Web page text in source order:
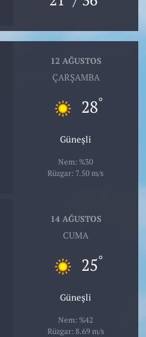
12 AĞUSTOS
ÇARŞAMBA
28°
Güneşli
Nem: %30
Rüzgar: 7.50 m/s
14 AĞUSTOS
CUMA
25°
Güneşli
Nem: %42
Rüzgar: 8.69 m/s